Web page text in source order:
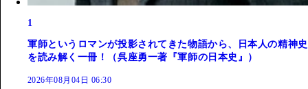
1
軍師というロマンが投影されてきた物語から、日本人の精神史
を読み解く一冊！（呉座勇一著『軍師の日本史』）
2026年08月04日 06:30